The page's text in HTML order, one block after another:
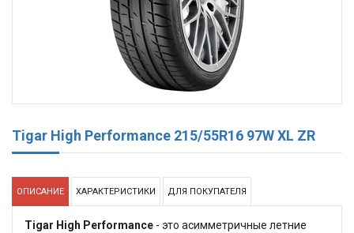
Tigar High Performance 215/55R16 97W XL ZR
ОПИСАНИЕ ХАРАКТЕРИСТИКИ ДЛЯ ПОКУПАТЕЛЯ
Tigar High Performance - это асимметричные летние